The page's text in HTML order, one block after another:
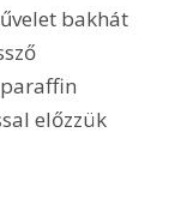
bakhát
előzzük